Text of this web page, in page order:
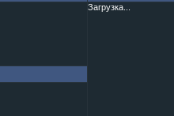
Загрузка...